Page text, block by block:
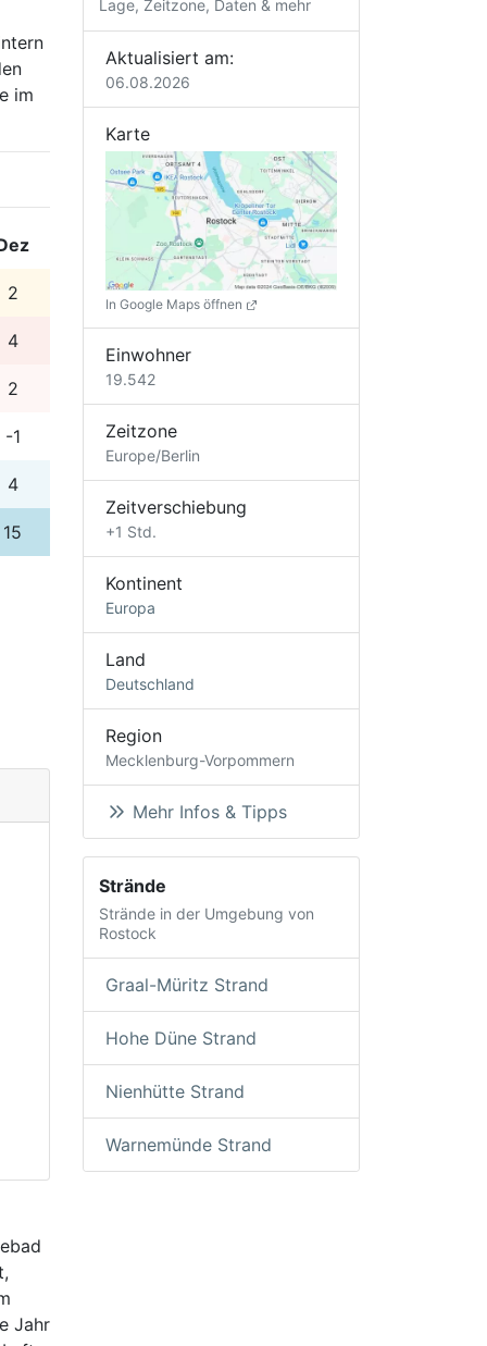
im
2
4
2
-1
4
15
Jahr
Lage, Zeitzone, Daten & mehr
Aktualisiert am:
06.08.2026
Karte
In Google Maps öffnen
Einwohner
19.542
Zeitzone
Europe/Berlin
Zeitverschiebung
+1 Std.
Kontinent
Europa
Land
Deutschland
Region
Mecklenburg-Vorpommern
Mehr Infos & Tipps
Strände
Strände in der Umgebung von
Rostock
Graal-Müritz Strand
Hohe Düne Strand
Nienhütte Strand
Warnemünde Strand